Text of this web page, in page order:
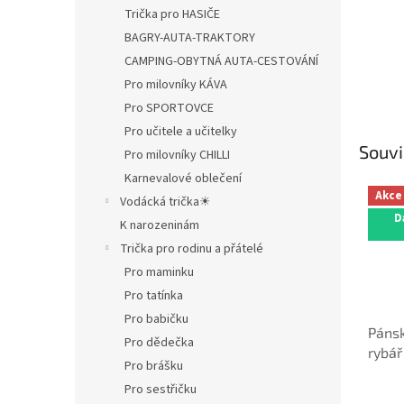
Trička pro HASIČE
BAGRY-AUTA-TRAKTORY
CAMPING-OBYTNÁ AUTA-CESTOVÁNÍ
Pro milovníky KÁVA
Pro SPORTOVCE
Pro učitele a učitelky
Pro milovníky CHILLI
Karnevalové oblečení
Vodácká trička☀
K narozeninám
Trička pro rodinu a přátelé
Pro maminku
Pro tatínka
Pro babičku
Pro dědečka
Pro brášku
Pro sestřičku
Akce
rybář